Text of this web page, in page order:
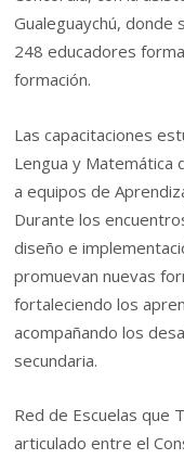
Gualeguaychú, donde
248 educadores
formación.
Las capacitaciones
Lengua y Matemática
a equipos de
Durante los
diseño e
promuevan nuevas
fortaleciendo los
acompañando los
secundaria.
Red de Escuelas que
articulado entre el